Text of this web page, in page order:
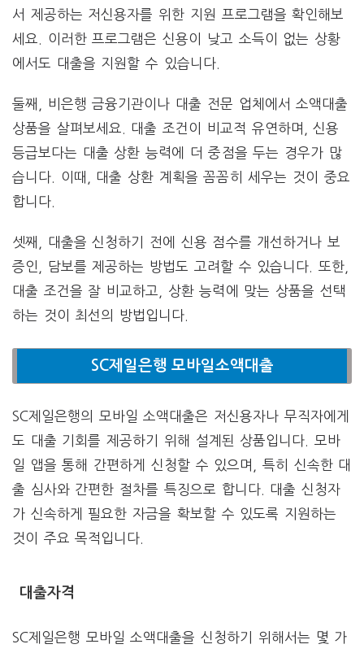
서 제공하는 저신용자를 위한 지원 프로그램을 확인해보
세요. 이러한 프로그램은 신용이 낮고 소득이 없는 상황
에서도 대출을 지원할 수 있습니다.
둘째, 비은행 금융기관이나 대출 전문 업체에서 소액대출
상품을 살펴보세요. 대출 조건이 비교적 유연하며, 신용
등급보다는 대출 상환 능력에 더 중점을 두는 경우가 많
습니다. 이때, 대출 상환 계획을 꼼꼼히 세우는 것이 중요
합니다.
셋째, 대출을 신청하기 전에 신용 점수를 개선하거나 보
증인, 담보를 제공하는 방법도 고려할 수 있습니다. 또한,
대출 조건을 잘 비교하고, 상환 능력에 맞는 상품을 선택
하는 것이 최선의 방법입니다.
SC제일은행 모바일소액대출
SC제일은행의 모바일 소액대출은 저신용자나 무직자에게
도 대출 기회를 제공하기 위해 설계된 상품입니다. 모바
일 앱을 통해 간편하게 신청할 수 있으며, 특히 신속한 대
출 심사와 간편한 절차를 특징으로 합니다. 대출 신청자
가 신속하게 필요한 자금을 확보할 수 있도록 지원하는
것이 주요 목적입니다.
대출자격
SC제일은행 모바일 소액대출을 신청하기 위해서는 몇 가